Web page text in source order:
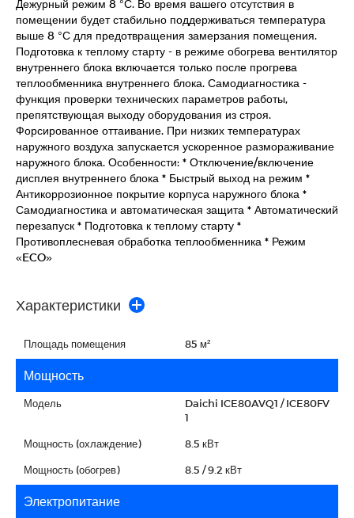
Дежурный режим 8 °С. Во время вашего отсутствия в
помещении будет стабильно поддерживаться температура
выше 8 °С для предотвращения замерзания помещения.
Подготовка к теплому старту - в режиме обогрева вентилятор
внутреннего блока включается только после прогрева
теплообменника внутреннего блока. Самодиагностика -
функция проверки технических параметров работы,
препятствующая выходу оборудования из строя.
Форсированное оттаивание. При низких температурах
наружного воздуха запускается ускоренное размораживание
наружного блока. Особенности: * Отключение/включение
дисплея внутреннего блока * Быстрый выход на режим *
Антикоррозионное покрытие корпуса наружного блока *
Самодиагностика и автоматическая защита * Автоматический
перезапуск * Подготовка к теплому старту *
Противоплесневая обработка теплообменника * Режим
«ECO»
Характеристики
Площадь помещения 85 м²
Мощность
Модель
Daichi ICE80AVQ1 / ICE80FV
1
Мощность (охлаждение) 8.5 кВт
Мощность (обогрев) 8.5 / 9.2 кВт
Электропитание